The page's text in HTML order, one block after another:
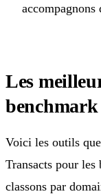
accompagnons
Les
Voici les outils
Transacts pour
classons par